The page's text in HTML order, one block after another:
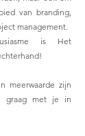
van branding,
management.
is Het
meerwaarde zijn
graag met je in